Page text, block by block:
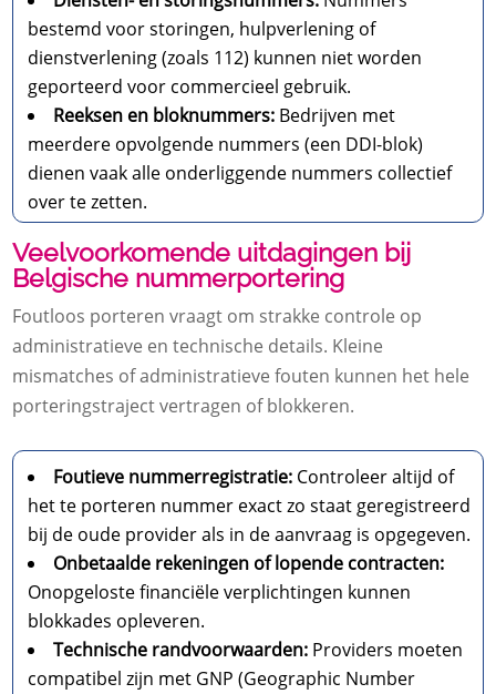
bestemd voor storingen, hulpverlening of
dienstverlening (zoals 112) kunnen niet worden
geporteerd voor commercieel gebruik.
Reeksen en bloknummers: Bedrijven met
meerdere opvolgende nummers (een DDI-blok)
dienen vaak alle onderliggende nummers collectief
over te zetten.
Veelvoorkomende uitdagingen bij
Belgische nummerportering
Foutloos porteren vraagt om strakke controle op
administratieve en technische details. Kleine
mismatches of administratieve fouten kunnen het hele
porteringstraject vertragen of blokkeren.
Foutieve nummerregistratie: Controleer altijd of
het te porteren nummer exact zo staat geregistreerd
bij de oude provider als in de aanvraag is opgegeven.
Onbetaalde rekeningen of lopende contracten:
Onopgeloste financiële verplichtingen kunnen
blokkades opleveren.
Technische randvoorwaarden: Providers moeten
compatibel zijn met GNP (Geographic Number